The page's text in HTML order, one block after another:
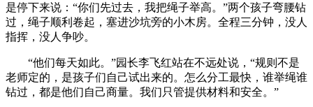
是停下来说：“你们先过去，我把绳子举高。”两个孩子弯腰钻
过，绳子顺利卷起，塞进沙坑旁的小木房。全程三分钟，没人
指挥，没人争吵。
“他们每天如此。”园长李飞红站在不远处说，“规则不是
老师定的，是孩子们自己试出来的。怎么分工最快，谁举绳谁
钻过，都是他们自己商量。我们只管提供材料和安全。”